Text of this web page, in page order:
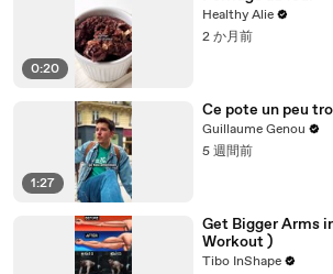
0:20
Healthy Alie
2 か月前
1:27
Ce pote un peu
Guillaume Genou
5 週間前
Get Bigger Arms
Workout )
Tibo InShape